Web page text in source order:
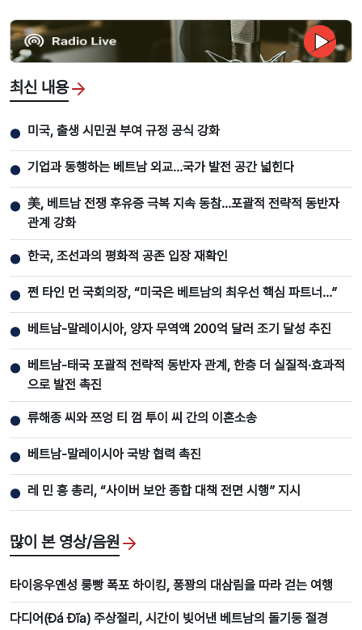
최신 내용
● 미국, 출생 시민권 부여 규정 공식 강화
● 기업과 동행하는 베트남 외교…국가 발전 공간 넓힌다
● 美, 베트남 전쟁 후유증 극복 지속 동참…포괄적 전략적 동반자
관계 강화
● 한국, 조선과의 평화적 공존 입장 재확인
● 쩐 타인 먼 국회의장, “미국은 베트남의 최우선 핵심 파트너…”
● 베트남-말레이시아, 양자 무역액 200억 달러 조기 달성 추진
● 베트남-태국 포괄적 전략적 동반자 관계, 한층 더 실질적·효과적
으로 발전 촉진
● 류해종 씨와 쯔엉 티 껌 투이 씨 간의 이혼소송
● 베트남-말레이시아 국방 협력 촉진
● 레 민 흥 총리, “사이버 보안 종합 대책 전면 시행” 지시
많이 본 영상/음원
타이응우옌성 룽빵 폭포 하이킹, 퐁꽝의 대삼림을 따라 걷는 여행
다디어(Đá Đĩa) 주상절리, 시간이 빚어낸 베트남의 돌기둥 절경